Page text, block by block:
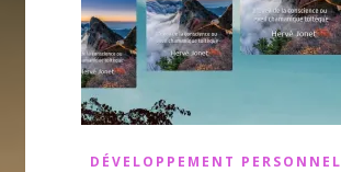
DÉVELOPPEMENT PERSONNEL